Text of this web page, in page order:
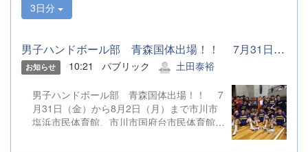
3日分
男子ハンドボール部 青森国体出場！！ 7月31日（金）から8月2...
お知らせ 10:21 パブリック 土田泰裕
男子ハンドボール部 青森国体出場！！ 7
月31日（金）から8月2日（月）まで市川市
塩浜市民体育館、市川市国府台市民体育館他